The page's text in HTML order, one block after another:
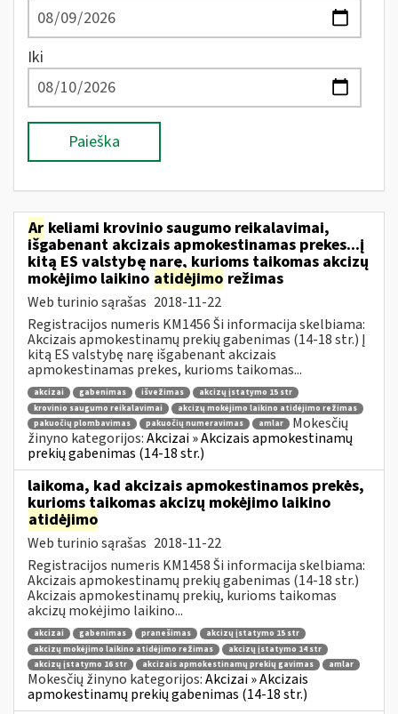
Iki
Paieška
Ar keliami krovinio saugumo reikalavimai,
išgabenant akcizais apmokestinamas prekes...į
kitą ES valstybę narę, kurioms taikomas akcizų
mokėjimo laikino atidėjimo režimas
Web turinio sąrašas 2018-11-22
Registracijos numeris KM1456 Ši informacija skelbiama:
Akcizais apmokestinamų prekių gabenimas (14-18 str.) Į
kitą ES valstybę narę išgabenant akcizais
apmokestinamas prekes, kurioms taikomas...
akcizai gabenimas išvežimas
akcizų įstatymo 15 str
krovinio saugumo reikalavimai
akcizų mokėjimo laikino atidėjimo režimas
pakuočių plombavimas
pakuočių numeravimas amlar
Mokesčių
žinyno kategorijos:Akcizai » Akcizais apmokestinamų
prekių gabenimas (14-18 str.)
laikoma, kad akcizais apmokestinamos prekės,
kurioms taikomas akcizų mokėjimo laikino
atidėjimo
Web turinio sąrašas 2018-11-22
Registracijos numeris KM1458 Ši informacija skelbiama:
Akcizais apmokestinamų prekių gabenimas (14-18 str.)
Akcizais apmokestinamų prekių, kurioms taikomas
akcizų mokėjimo laikino...
akcizai gabenimas pranešimas
akcizų įstatymo 15 str
akcizų mokėjimo laikino atidėjimo režimas
akcizų įstatymo 14 str
akcizų įstatymo 16 str
akcizais apmokestinamų prekių gavimas amlar
Mokesčių žinyno kategorijos:Akcizai » Akcizais
apmokestinamų prekių gabenimas (14-18 str.)